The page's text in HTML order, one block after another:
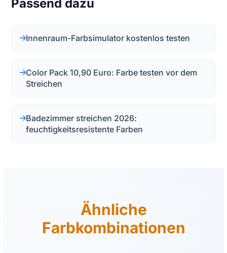
Passend dazu
Innenraum-Farbsimulator kostenlos testen
Color Pack 10,90 Euro: Farbe testen vor dem
Streichen
Badezimmer streichen 2026:
feuchtigkeitsresistente Farben
Ähnliche
Farbkombinationen